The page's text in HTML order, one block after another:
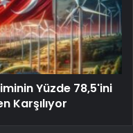
Yüzde 78,5'ini
Karşılıyor